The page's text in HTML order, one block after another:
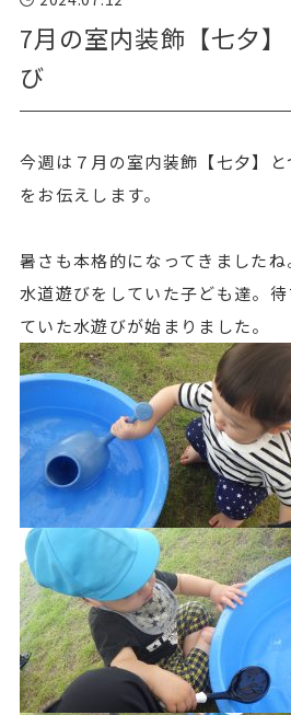
7月の室内装飾【七夕
び
今週は７月の室内装飾【七夕】
をお伝えします。
暑さも本格的になってきました
水道遊びをしていた子ども達。
ていた水遊びが始まりました。